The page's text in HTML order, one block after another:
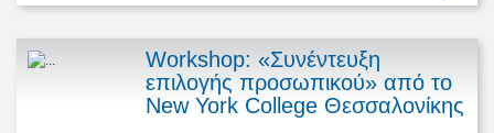
Workshop: «Συνέντευξη
επιλογής προσωπικού» από το
New York College Θεσσαλονίκης